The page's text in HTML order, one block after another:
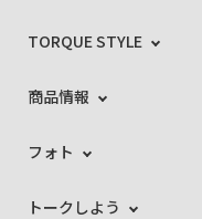
TORQUE STYLE
商品情報
フォト
トークしよう